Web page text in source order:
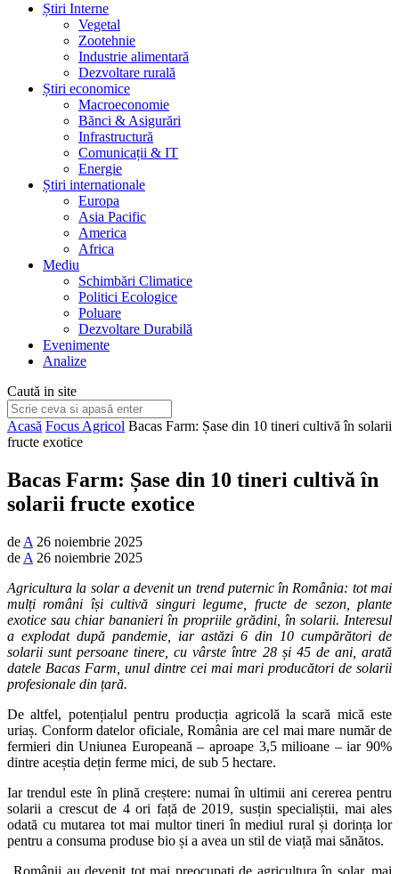
Știri Interne
Vegetal
Zootehnie
Industrie alimentară
Dezvoltare rurală
Știri economice
Macroeconomie
Bănci & Asigurări
Infrastructură
Comunicații & IT
Energie
Știri internationale
Europa
Asia Pacific
America
Africa
Mediu
Schimbări Climatice
Politici Ecologice
Poluare
Dezvoltare Durabilă
Evenimente
Analize
Caută in site
Acasă Focus Agricol Bacas Farm: Șase din 10 tineri cultivă în solarii
fructe exotice
Bacas Farm: Șase din 10 tineri cultivă în
solarii fructe exotice
de A 26 noiembrie 2025
de A 26 noiembrie 2025
Agricultura la solar a devenit un trend puternic în România: tot mai
mulți români își cultivă singuri legume, fructe de sezon, plante
exotice sau chiar bananieri în propriile grădini, în solarii. Interesul
a explodat după pandemie, iar astăzi 6 din 10 cumpărători de
solarii sunt persoane tinere, cu vârste între 28 și 45 de ani, arată
datele Bacas Farm, unul dintre cei mai mari producători de solarii
profesionale din țară.
De altfel, potențialul pentru producția agricolă la scară mică este
uriaș. Conform datelor oficiale, România are cel mai mare număr de
fermieri din Uniunea Europeană – aproape 3,5 milioane – iar 90%
dintre aceștia dețin ferme mici, de sub 5 hectare.
Iar trendul este în plină creștere: numai în ultimii ani cererea pentru
solarii a crescut de 4 ori față de 2019, susțin specialiștii, mai ales
odată cu mutarea tot mai multor tineri în mediul rural și dorința lor
pentru a consuma produse bio și a avea un stil de viață mai sănătos.
„Românii au devenit tot mai preocupați de agricultura în solar, mai